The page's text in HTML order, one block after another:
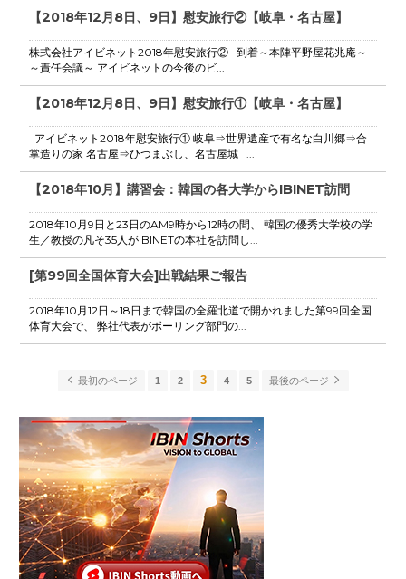
【2018年12月8日、9日】慰安旅行②【岐阜・名古屋】
株式会社アイビネット2018年慰安旅行② 到着～本陣平野屋花兆庵～
～責任会議～ アイビネットの今後のビ...
【2018年12月8日、9日】慰安旅行①【岐阜・名古屋】
アイビネット2018年慰安旅行① 岐阜⇒世界遺産で有名な白川郷⇒合
掌造りの家 名古屋⇒ひつまぶし、名古屋城 ...
【2018年10月】講習会：韓国の各大学からIBINET訪問
2018年10月9日と23日のAM9時から12時の間、 韓国の優秀大学校の学
生／教授の凡そ35人がIBINETの本社を訪問し...
[第99回全国体育大会]出戦結果ご報告
2018年10月12日～18日まで韓国の全羅北道で開かれました第99回全国
体育大会で、 弊社代表がボーリング部門の...
最初のページ 1 2 3 4 5 最後のページ